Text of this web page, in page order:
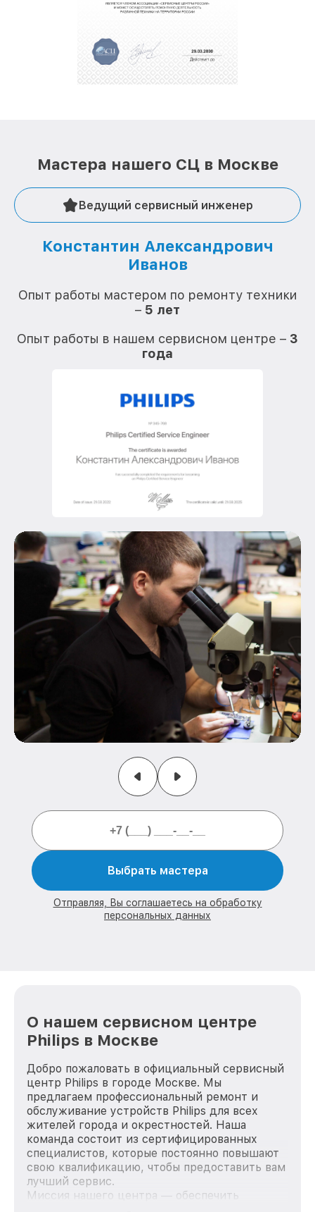
Мастера нашего СЦ в Москве
Ведущий сервисный инженер
Константин Александрович
Иванов
Опыт работы мастером по ремонту техники
– 5 лет
Опыт работы в нашем сервисном центре – 3
года
Выбрать мастера
Отправляя, Вы соглашаетесь на обработку
персональных данных
О нашем сервисном центре
Philips в Москве
Добро пожаловать в официальный сервисный
центр Philips в городе Москве. Мы
предлагаем профессиональный ремонт и
обслуживание устройств Philips для всех
жителей города и окрестностей. Наша
команда состоит из сертифицированных
специалистов, которые постоянно повышают
свою квалификацию, чтобы предоставить вам
лучший сервис.
Миссия нашего центра — обеспечить